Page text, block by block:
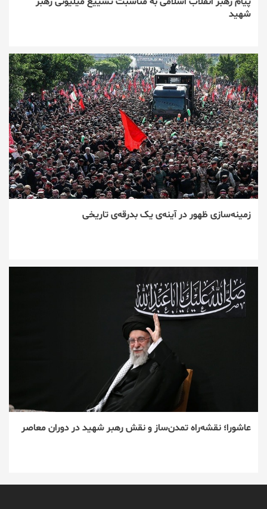
شهید
زمینه‌سازی ظهور در آینه‌ی یک بدرقه‌ی تاریخی
عاشورا؛ نقشه‌راه تمدن‌ساز و نقش رهبر شهید در دوران معاصر